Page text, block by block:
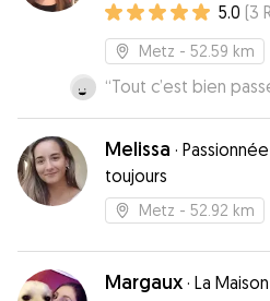
5.0 (3
Metz - 52.59 km
“Tout c’est bien
Melissa ·
toujours
Metz - 52.92 km
Margaux · La